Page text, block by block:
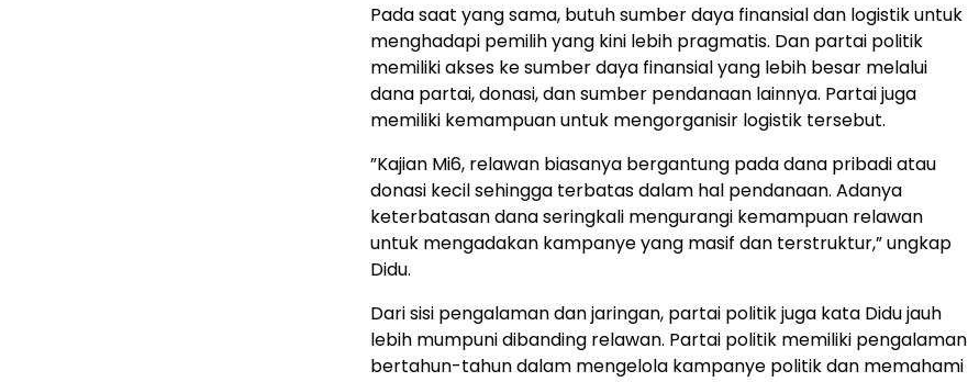
Pada saat yang sama, butuh sumber daya finansial dan logistik untuk
menghadapi pemilih yang kini lebih pragmatis. Dan partai politik
memiliki akses ke sumber daya finansial yang lebih besar melalui
dana partai, donasi, dan sumber pendanaan lainnya. Partai juga
memiliki kemampuan untuk mengorganisir logistik tersebut.
”Kajian Mi6, relawan biasanya bergantung pada dana pribadi atau
donasi kecil sehingga terbatas dalam hal pendanaan. Adanya
keterbatasan dana seringkali mengurangi kemampuan relawan
untuk mengadakan kampanye yang masif dan terstruktur,” ungkap
Didu.
Dari sisi pengalaman dan jaringan, partai politik juga kata Didu jauh
lebih mumpuni dibanding relawan. Partai politik memiliki pengalaman
bertahun-tahun dalam mengelola kampanye politik dan memahami